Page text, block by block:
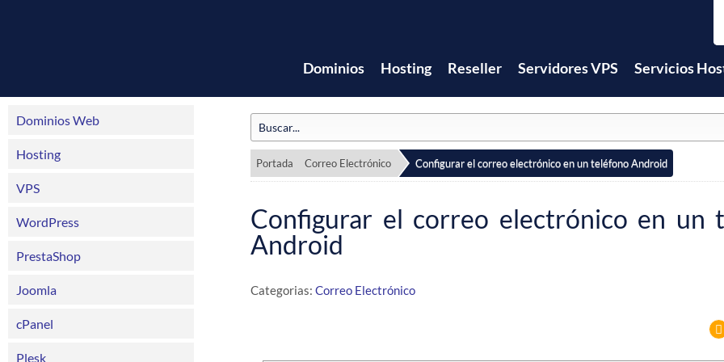
Dominios Hosting Reseller Servidores VPS Servicios
Dominios Web
Hosting
VPS
WordPress
PrestaShop
Joomla
cPanel
Plesk
Portada Correo Electrónico Configurar el correo electrónico en un teléfono Android
Configurar el correo electrónico en un
Android
Categorias: Correo Electrónico